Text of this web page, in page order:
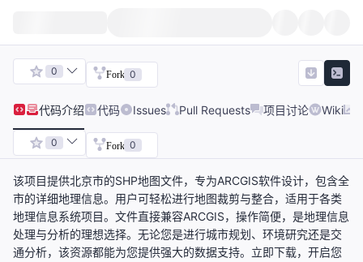
0 Fork 0
代码介绍 代码 Issues Pull Requests 项目讨论 Wiki
0 Fork 0
该项目提供北京市的SHP地图文件，专为ARCGIS软件设计，包含全
市的详细地理信息。用户可轻松进行地图裁剪与整合，适用于各类
地理信息系统项目。文件直接兼容ARCGIS，操作简便，是地理信息
处理与分析的理想选择。无论您是进行城市规划、环境研究还是交
通分析，该资源都能为您提供强大的数据支持。立即下载，开启您